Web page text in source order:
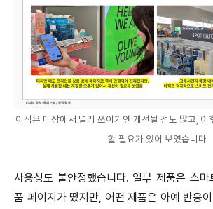
아직은 매장에서 널리 쓰이기엔 개선될 점도 많고, 이
할 필요가 있어 보였습니다
사용성도 불안정했습니다. 일부 제품은 스
품 페이지가 떴지만, 어떤 제품은 아예 반응